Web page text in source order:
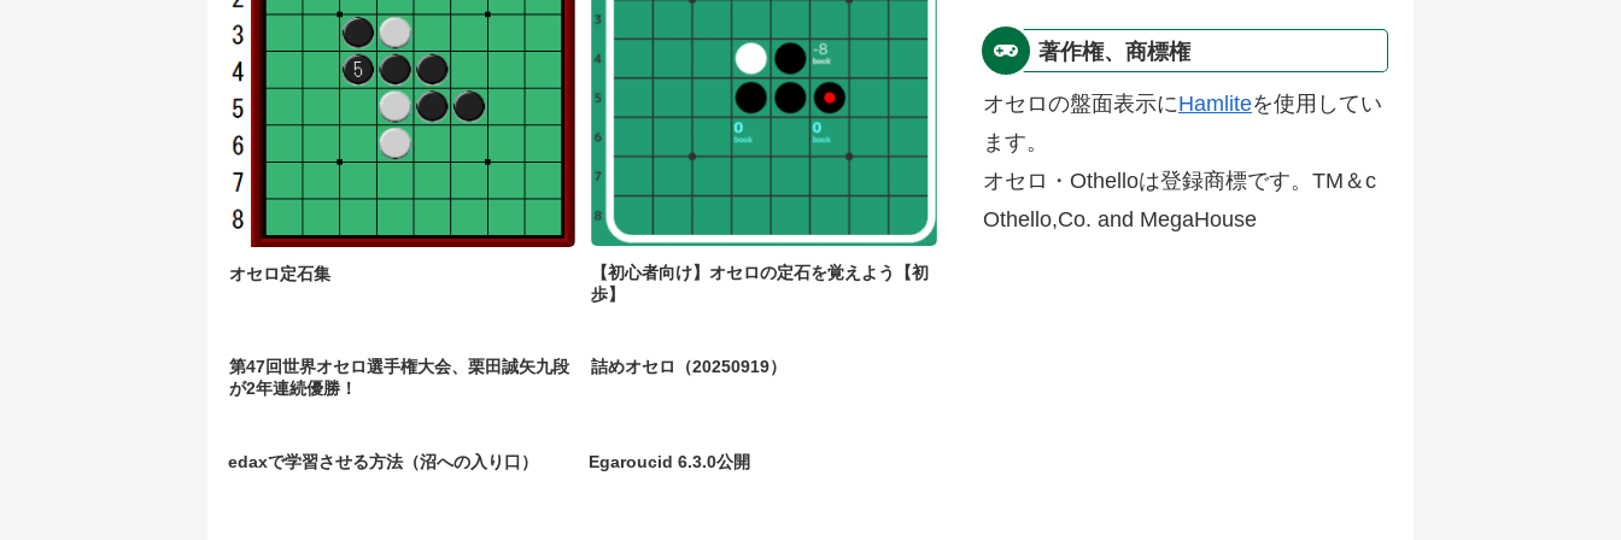
オセロ定石集
【初心者向け】オセロの定石を覚えよう【初
歩】
第47回世界オセロ選手権大会、栗田誠矢九段
が2年連続優勝！
詰めオセロ（20250919）
edaxで学習させる方法（沼への入り口） Egaroucid 6.3.0公開
著作権、商標権
オセロの盤面表示にHamliteを使用してい
ます。
オセロ・Othelloは登録商標です。TM＆c
Othello,Co. and MegaHouse